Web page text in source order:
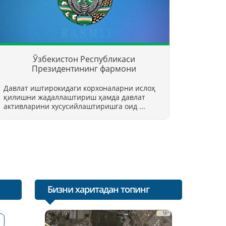
Ўзбекистон Республикаси
Президентининг фармони
Давлат иштирокидаги корхоналарни ислоҳ
қилишни жадаллаштириш ҳамда давлат
активларини хусусийлаштиришга оид ...
Бизни харитадан топинг